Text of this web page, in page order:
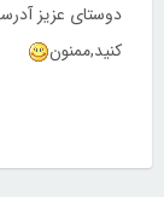
دوستای عزیز
کنید,ممنون